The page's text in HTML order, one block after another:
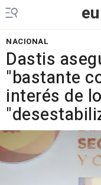
NACIONAL
Dastis
"bastante
interés de